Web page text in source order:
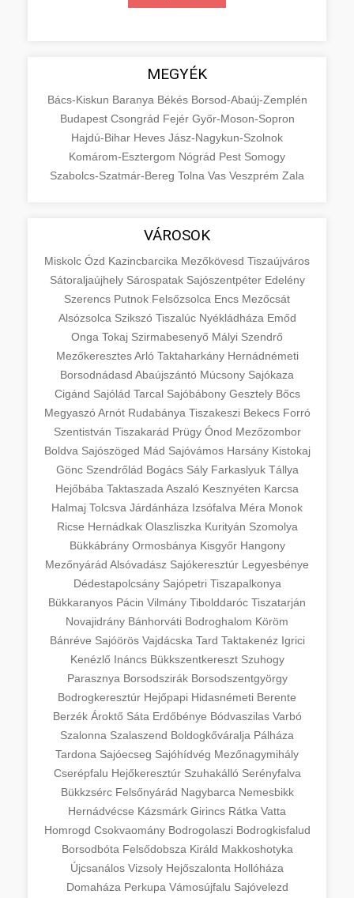
MEGYÉK
Bács-Kiskun Baranya Békés Borsod-Abaúj-Zemplén
Budapest Csongrád Fejér Győr-Moson-Sopron
Hajdú-Bihar Heves Jász-Nagykun-Szolnok
Komárom-Esztergom Nógrád Pest Somogy
Szabolcs-Szatmár-Bereg Tolna Vas Veszprém Zala
VÁROSOK
Miskolc Ózd Kazincbarcika Mezőkövesd Tiszaújváros
Sátoraljaújhely Sárospatak Sajószentpéter Edelény
Szerencs Putnok Felsőzsolca Encs Mezőcsát
Alsózsolca Szikszó Tiszalúc Nyékládháza Emőd
Onga Tokaj Szirmabesenyő Mályi Szendrő
MezőkeresztesArló Taktaharkány Hernádnémeti
Borsodnádasd Abaújszántó Múcsony Sajókaza
Cigánd Sajólád Tarcal Sajóbábony Gesztely Bőcs
MegyaszóArnót Rudabánya Tiszakeszi Bekecs Forró
Szentistván Tiszakarád Prügy Ónod Mezőzombor
Boldva Sajószöged Mád Sajóvámos Harsány Kistokaj
Gönc Szendrőlád Bogács Sály Farkaslyuk Tállya
Hejőbába Taktaszada Aszaló Kesznyéten Karcsa
Halmaj Tolcsva Járdánháza Izsófalva Méra Monok
Ricse Hernádkak Olaszliszka Kurityán Szomolya
Bükkábrány Ormosbánya Kisgyőr Hangony
Mezőnyárád Alsóvadász Sajókeresztúr Legyesbénye
Dédestapolcsány Sajópetri Tiszapalkonya
Bükkaranyos Pácin Vilmány Tibolddaróc Tiszatarján
Novajidrány Bánhorváti Bodroghalom Köröm
Bánréve Sajóörös Vajdácska Tard Taktakenéz Igrici
Kenézlő Ináncs Bükkszentkereszt Szuhogy
Parasznya Borsodszirák Borsodszentgyörgy
Bodrogkeresztúr Hejőpapi Hidasnémeti Berente
Berzék Ároktő Sáta Erdőbénye Bódvaszilas Varbó
Szalonna Szalaszend Boldogkőváralja Pálháza
Tardona Sajóecseg Sajóhídvég Mezőnagymihály
Cserépfalu Hejőkeresztúr Szuhakálló Serényfalva
Bükkzsérc Felsőnyárád Nagybarca Nemesbikk
Hernádvécse Kázsmárk Girincs Rátka Vatta
Homrogd Csokvaomány Bodrogolaszi Bodrogkisfalud
Borsodbóta Felsődobsza Királd Makkoshotyka
Újcsanálos Vizsoly Hejőszalonta Hollóháza
Domaháza Perkupa Vámosújfalu Sajóvelezd